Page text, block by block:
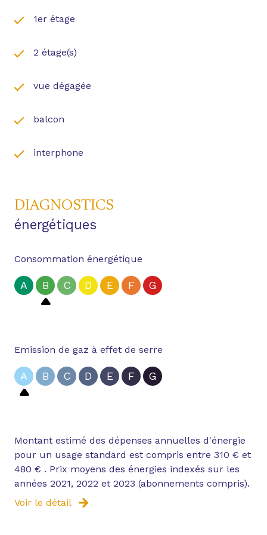
Accès rapide à l'autoroute direction Toulouse (25
Aucamville (10min) / Eurocentre (10min)
Environnement calme, écoles, collèges et
est exposé sont disponibles sur le site
1er étage
2 étage(s)
vue dégagée
balcon
interphone
DIAGNOSTICS
énergétiques
Consommation énergétique
A B C D E F G
Emission de gaz à effet de serre
A B C D E F G
Montant estimé des dépenses annuelles d'énergie
pour un usage standard est compris entre 310 € et
480 € . Prix moyens des énergies indexés sur les
années 2021, 2022 et 2023 (abonnements compris).
Voir le détail